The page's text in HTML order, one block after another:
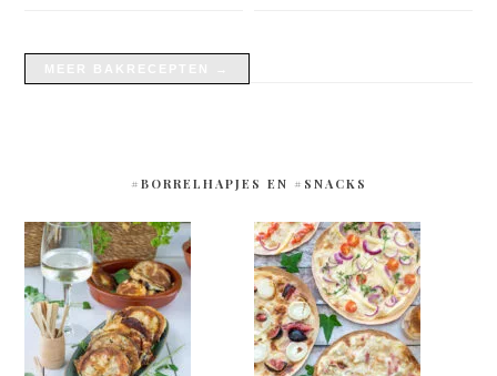
#BORRELHAPJES EN #SNACKS